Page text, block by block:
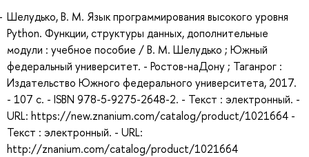
Шелудько, В. М. Язык программирования высокого уровня
Python. Функции, структуры данных, дополнительные
модули : учебное пособие / В. М. Шелудько ; Южный
федеральный университет. - Ростов-наДону ; Таганрог :
Издательство Южного федерального университета, 2017.
- 107 с. - ISBN 978-5-9275-2648-2. - Текст : электронный. -
URL: https://new.znanium.com/catalog/product/1021664 -
Текст : электронный. - URL:
http://znanium.com/catalog/product/1021664